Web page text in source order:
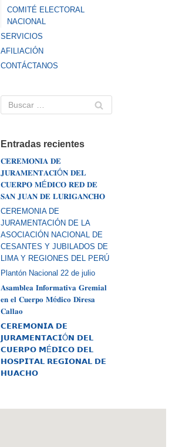
COMITÉ ELECTORAL
NACIONAL
SERVICIOS
AFILIACIÓN
CONTÁCTANOS
Entradas recientes
𝐂𝐄𝐑𝐄𝐌𝐎𝐍𝐈𝐀 𝐃𝐄
𝐉𝐔𝐑𝐀𝐌𝐄𝐍𝐓𝐀𝐂𝐈Ó𝐍 𝐃𝐄𝐋
𝐂𝐔𝐄𝐑𝐏𝐎 𝐌É𝐃𝐈𝐂𝐎 𝐑𝐄𝐃 𝐃𝐄
𝐒𝐀𝐍 𝐉𝐔𝐀𝐍 𝐃𝐄 𝐋𝐔𝐑𝐈𝐆𝐀𝐍𝐂𝐇𝐎
CEREMONIA DE
JURAMENTACIÓN DE LA
ASOCIACIÓN NACIONAL DE
CESANTES Y JUBILADOS DE
LIMA Y REGIONES DEL PERÚ
Plantón Nacional 22 de julio
𝐀𝐬𝐚𝐦𝐛𝐥𝐞𝐚 𝐈𝐧𝐟𝐨𝐫𝐦𝐚𝐭𝐢𝐯𝐚 𝐆𝐫𝐞𝐦𝐢𝐚𝐥
𝐞𝐧 𝐞𝐥 𝐂𝐮𝐞𝐫𝐩𝐨 𝐌é𝐝𝐢𝐜𝐨 𝐃𝐢𝐫𝐞𝐬𝐚
𝐂𝐚𝐥𝐥𝐚𝐨
𝗖𝗘𝗥𝗘𝗠𝗢𝗡𝗜𝗔 𝗗𝗘
𝗝𝗨𝗥𝗔𝗠𝗘𝗡𝗧𝗔𝗖𝗜Ó𝗡 𝗗𝗘𝗟
𝗖𝗨𝗘𝗥𝗣𝗢 𝗠É𝗗𝗜𝗖𝗢 𝗗𝗘𝗟
𝗛𝗢𝗦𝗣𝗜𝗧𝗔𝗟 𝗥𝗘𝗚𝗜𝗢𝗡𝗔𝗟 𝗗𝗘
𝗛𝗨𝗔𝗖𝗛𝗢